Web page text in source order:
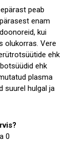
peab
enam
kui
olukorras. Vere
ehk
ehk
plasma
suurel hulgal ja
0